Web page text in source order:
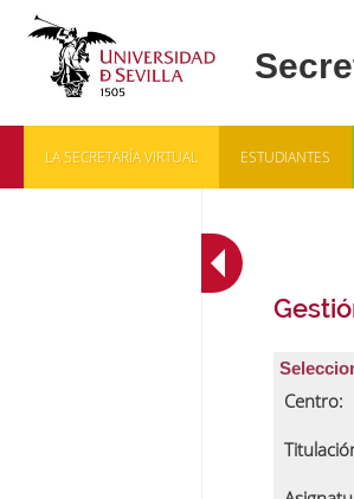
LA SECRETARÍA VIRTUAL ESTUDIANTES
Centro: